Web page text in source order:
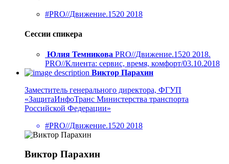
#PRO//Движение.1520 2018
Сессии спикера
Юлия Темникова PRO//Движение.1520 2018.
PRO//Клиента: сервис, время, комфорт/03.10.2018
Виктор Парахин
Заместитель генерального директора, ФГУП
«ЗащитаИнфоТранс Министерства транспорта
Российской Федерации»
#PRO//Движение.1520 2018
Виктор Парахин